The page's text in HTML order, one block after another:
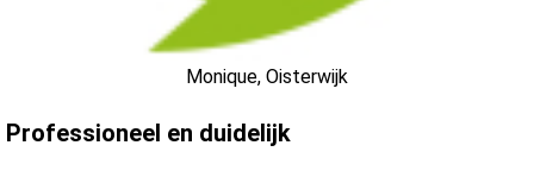
Monique, Oisterwijk
Professioneel en duidelijk